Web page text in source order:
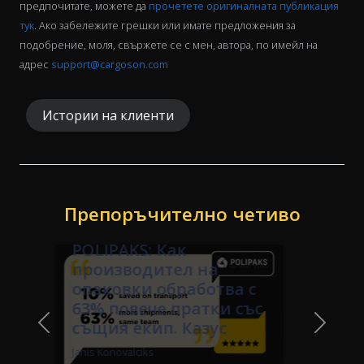
предпочитате, можете да прочетете оригиналната публикация
тук. Ако забележите грешки или имате предложения за
подобрение, моля, свържете се с мен, автора, по имейл на
адрес support@cargoson.com
Истории на клиенти
Препоръчително четиво
"Прекарваме с 20-30%
по-малко време на
ден за поръчване на
транспорт, което
означава и директни
икономии на
Previous Slide Next